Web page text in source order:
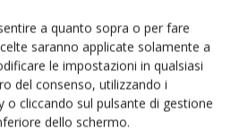
a quanto sopra o per fare
saranno applicate solamente a
le impostazioni in qualsiasi
del consenso, utilizzando i
o cliccando sul pulsante di gestione
dello schermo.
risponde
e Vita agli agricoltori
Cerca adesso